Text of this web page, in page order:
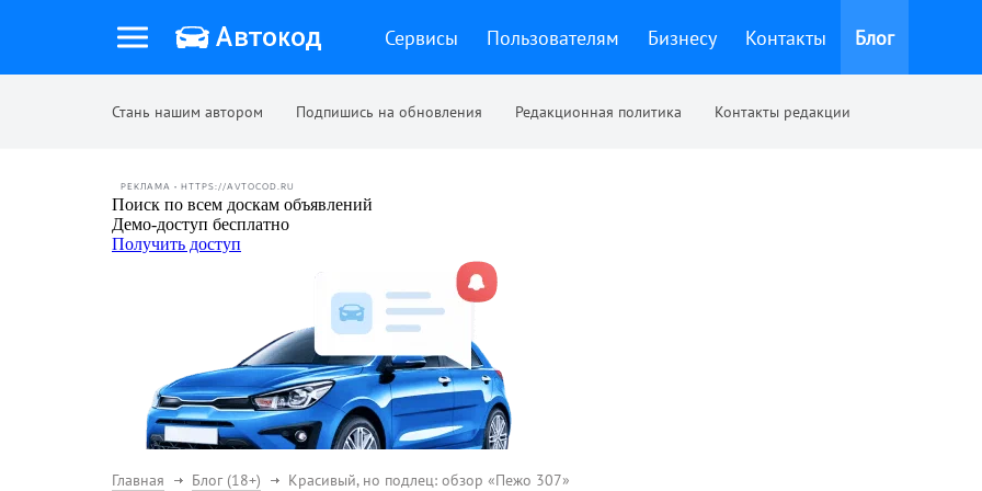
Сервисы Пользователям Бизнесу Контакты Блог
Стань нашим автором Подпишись на обновления Редакционная политика Контакты редакции
РЕКЛАМА • HTTPS://AVTOCOD.RU
Главная Блог (18+) Красивый, но подлец: обзор «Пежо 307»